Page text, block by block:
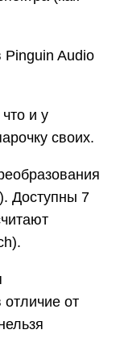
Pinguin Audio
и у
своих.
Доступны 7
от